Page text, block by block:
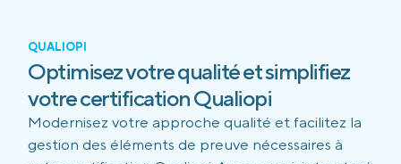
QUALIOPI
Optimisez votre qualité et simplifiez
votre certification Qualiopi
Modernisez votre approche qualité et facilitez la
gestion des éléments de preuve nécessaires à